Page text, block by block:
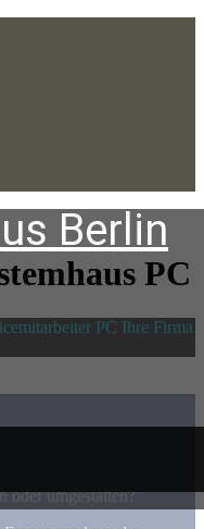
Berlin
PC
PC Ihre Firma
oder umgestalten?